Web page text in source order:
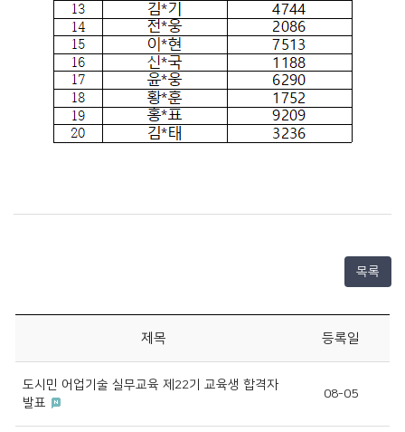
목록
제목 등록일
도시민 어업기술 실무교육 제22기 교육생 합격자
발표
08-05